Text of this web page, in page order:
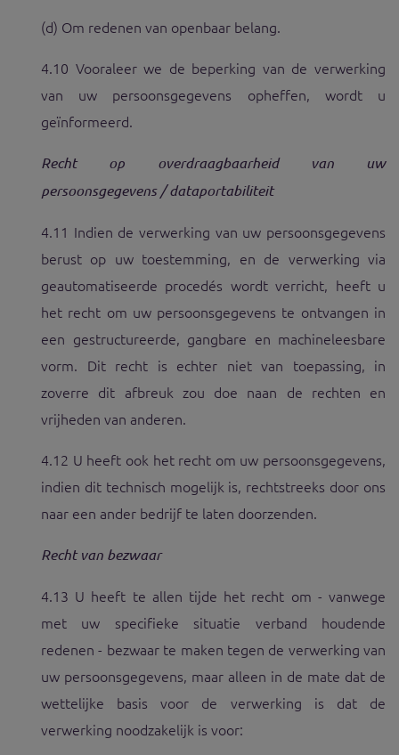
(d) Om redenen van openbaar belang.
4.10 Vooraleer we de beperking van de verwerking
van uw persoonsgegevens opheffen, wordt u
geïnformeerd.
Recht op overdraagbaarheid van uw
persoonsgegevens / dataportabiliteit
4.11 Indien de verwerking van uw persoonsgegevens
berust op uw toestemming, en de verwerking via
geautomatiseerde procedés wordt verricht, heeft u
het recht om uw persoonsgegevens te ontvangen in
een gestructureerde, gangbare en machineleesbare
vorm. Dit recht is echter niet van toepassing, in
zoverre dit afbreuk zou doe naan de rechten en
vrijheden van anderen.
4.12 U heeft ook het recht om uw persoonsgegevens,
indien dit technisch mogelijk is, rechtstreeks door ons
naar een ander bedrijf te laten doorzenden.
Recht van bezwaar
4.13 U heeft te allen tijde het recht om - vanwege
met uw specifieke situatie verband houdende
redenen - bezwaar te maken tegen de verwerking van
uw persoonsgegevens, maar alleen in de mate dat de
wettelijke basis voor de verwerking is dat de
verwerking noodzakelijk is voor: